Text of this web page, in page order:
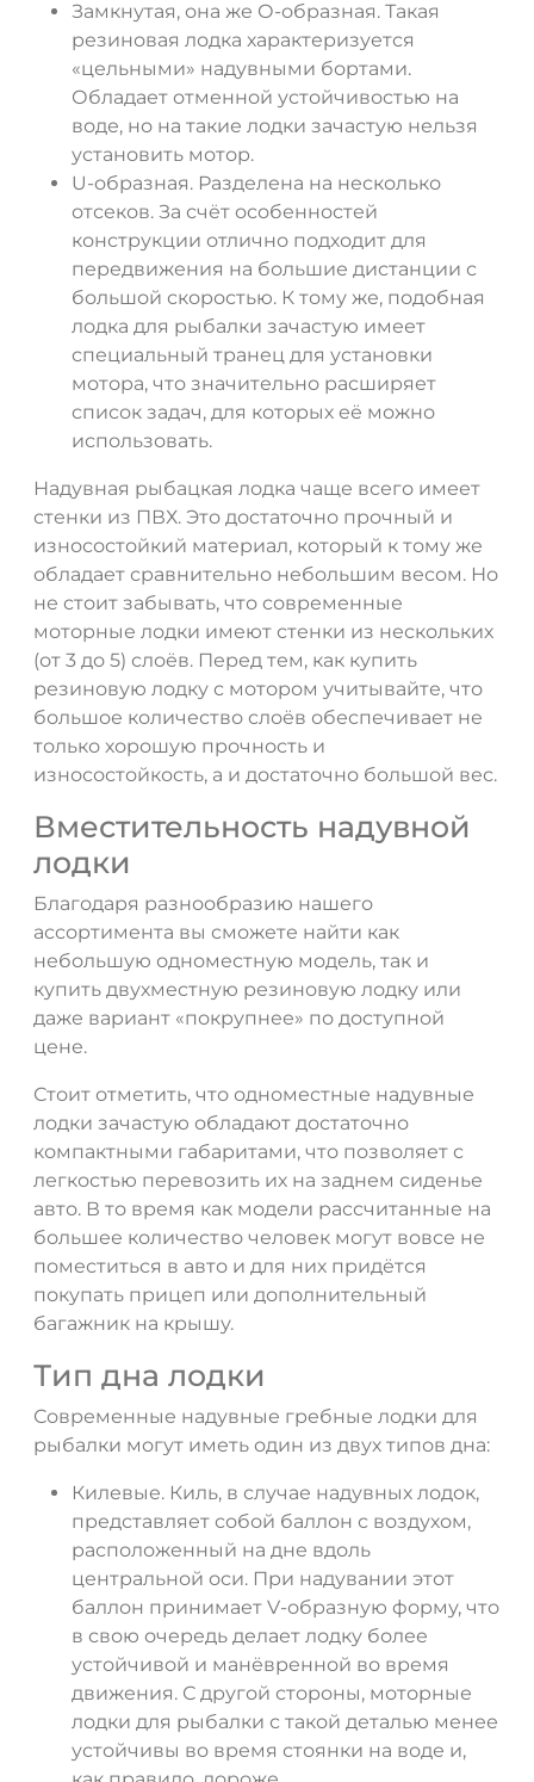
Замкнутая, она же О-образная. Такая
резиновая лодка характеризуется
«цельными» надувными бортами.
Обладает отменной устойчивостью на
воде, но на такие лодки зачастую нельзя
установить мотор.
U-образная. Разделена на несколько
отсеков. За счёт особенностей
конструкции отлично подходит для
передвижения на большие дистанции с
большой скоростью. К тому же, подобная
лодка для рыбалки зачастую имеет
специальный транец для установки
мотора, что значительно расширяет
список задач, для которых её можно
использовать.
Надувная рыбацкая лодка чаще всего имеет
стенки из ПВХ. Это достаточно прочный и
износостойкий материал, который к тому же
обладает сравнительно небольшим весом. Но
не стоит забывать, что современные
моторные лодки имеют стенки из нескольких
(от 3 до 5) слоёв. Перед тем, как купить
резиновую лодку с мотором учитывайте, что
большое количество слоёв обеспечивает не
только хорошую прочность и
износостойкость, а и достаточно большой вес.
Вместительность надувной
лодки
Благодаря разнообразию нашего
ассортимента вы сможете найти как
небольшую одноместную модель, так и
купить двухместную резиновую лодку или
даже вариант «покрупнее» по доступной
цене.
Стоит отметить, что одноместные надувные
лодки зачастую обладают достаточно
компактными габаритами, что позволяет с
легкостью перевозить их на заднем сиденье
авто. В то время как модели рассчитанные на
большее количество человек могут вовсе не
поместиться в авто и для них придётся
покупать прицеп или дополнительный
багажник на крышу.
Тип дна лодки
Современные надувные гребные лодки для
рыбалки могут иметь один из двух типов дна:
Килевые. Киль, в случае надувных лодок,
представляет собой баллон с воздухом,
расположенный на дне вдоль
центральной оси. При надувании этот
баллон принимает V-образную форму, что
в свою очередь делает лодку более
устойчивой и манёвренной во время
движения. С другой стороны, моторные
лодки для рыбалки с такой деталью менее
устойчивы во время стоянки на воде и,